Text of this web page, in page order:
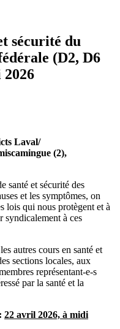
sécurité du
(D2, D6
2026
Laval/
(2),
santé et sécurité des
et les symptômes, on
lois qui nous protègent et à
syndicalement à ces
autres cours en santé et
sections locales, aux
représentant-e-s
par la santé et la
22 avril 2026, à midi